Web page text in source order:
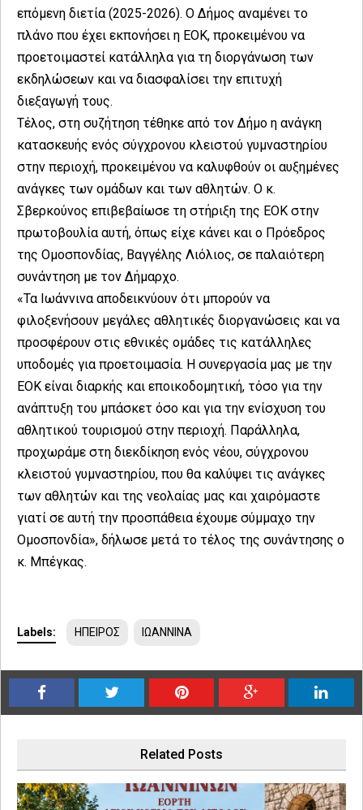
επόμενη διετία (2025-2026). Ο Δήμος αναμένει το
πλάνο που έχει εκπονήσει η ΕΟΚ, προκειμένου να
προετοιμαστεί κατάλληλα για τη διοργάνωση των
εκδηλώσεων και να διασφαλίσει την επιτυχή
διεξαγωγή τους.
Τέλος, στη συζήτηση τέθηκε από τον Δήμο η ανάγκη
κατασκευής ενός σύγχρονου κλειστού γυμναστηρίου
στην περιοχή, προκειμένου να καλυφθούν οι αυξημένες
ανάγκες των ομάδων και των αθλητών. Ο κ.
Σβερκούνος επιβεβαίωσε τη στήριξη της ΕΟΚ στην
πρωτοβουλία αυτή, όπως είχε κάνει και ο Πρόεδρος
της Ομοσπονδίας, Βαγγέλης Λιόλιος, σε παλαιότερη
συνάντηση με τον Δήμαρχο.
«Τα Ιωάννινα αποδεικνύουν ότι μπορούν να
φιλοξενήσουν μεγάλες αθλητικές διοργανώσεις και να
προσφέρουν στις εθνικές ομάδες τις κατάλληλες
υποδομές για προετοιμασία. Η συνεργασία μας με την
ΕΟΚ είναι διαρκής και εποικοδομητική, τόσο για την
ανάπτυξη του μπάσκετ όσο και για την ενίσχυση του
αθλητικού τουρισμού στην περιοχή. Παράλληλα,
προχωράμε στη διεκδίκηση ενός νέου, σύγχρονου
κλειστού γυμναστηρίου, που θα καλύψει τις ανάγκες
των αθλητών και της νεολαίας μας και χαιρόμαστε
γιατί σε αυτή την προσπάθεια έχουμε σύμμαχο την
Ομοσπονδία», δήλωσε μετά το τέλος της συνάντησης ο
κ. Μπέγκας.
Labels: ΗΠΕΙΡΟΣ ΙΩΑΝΝΙΝΑ
Related Posts